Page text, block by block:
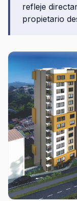
refleje
propietario